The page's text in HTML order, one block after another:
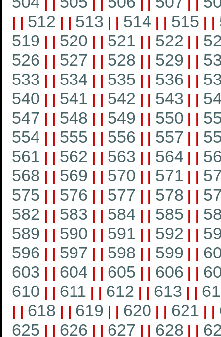
| | 512 | | 513 | | 514 | | 515 | |
519 | | 520 | | 521 | | 522 | |
526 | | 527 | | 528 | | 529 | |
533 | | 534 | | 535 | | 536 | |
540 | | 541 | | 542 | | 543 | |
547 | | 548 | | 549 | | 550 | |
554 | | 555 | | 556 | | 557 | |
561 | | 562 | | 563 | | 564 | |
568 | | 569 | | 570 | | 571 | |
575 | | 576 | | 577 | | 578 | |
582 | | 583 | | 584 | | 585 | |
589 | | 590 | | 591 | | 592 | |
596 | | 597 | | 598 | | 599 | |
603 | | 604 | | 605 | | 606 | |
610 | | 611 | | 612 | | 613 | |
| | 618 | | 619 | | 620 | | 621 | |
625 | | 626 | | 627 | | 628 | |